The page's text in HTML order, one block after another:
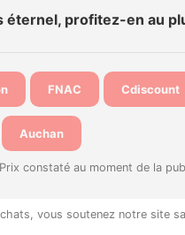
éternel, profitez-en au
FNAC Cdiscount
Auchan
Prix constaté au moment de la
vous soutenez notre site